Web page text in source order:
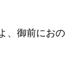
、御前におの